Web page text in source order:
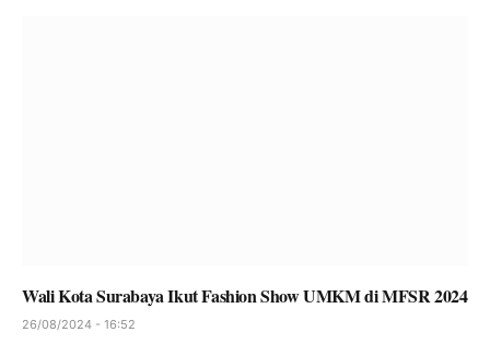
Wali Kota Surabaya Ikut Fashion Show UMKM di MFSR 2024
26/08/2024 - 16:52